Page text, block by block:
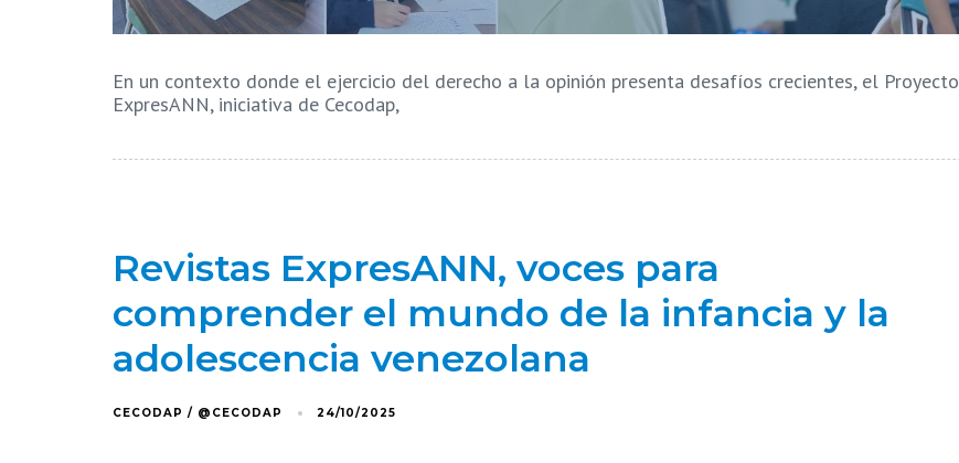
En un contexto donde el ejercicio del derecho a la opinión presenta desafíos crecientes, el Proyecto
ExpresANN, iniciativa de Cecodap,
Revistas ExpresANN, voces para
comprender el mundo de la infancia y la
adolescencia venezolana
CECODAP / @CECODAP 24/10/2025